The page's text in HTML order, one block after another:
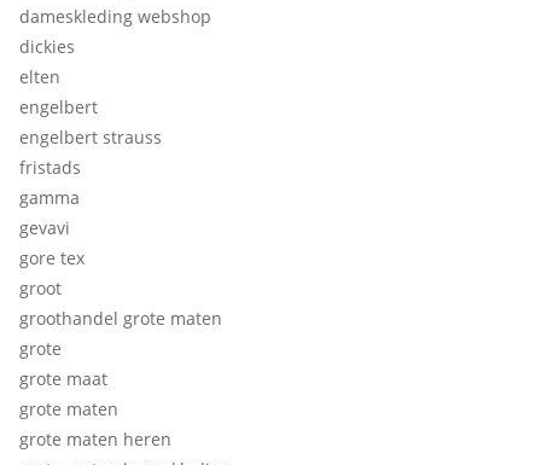
dameskleding webshop
dickies
elten
engelbert
engelbert strauss
fristads
gamma
gevavi
gore tex
groot
groothandel grote maten
grote
grote maat
grote maten
grote maten heren